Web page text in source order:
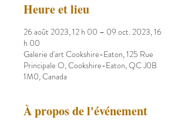
Heure et lieu
26 août 2023, 12 h 00 – 09 oct. 2023, 16
h 00
Galerie d'art Cookshire-Eaton, 125 Rue
Principale O, Cookshire-Eaton, QC J0B
1M0, Canada
À propos de l'événement